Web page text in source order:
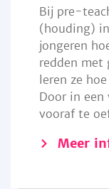
Bij pre-
(houding)
jongeren
redden met
leren ze
Door in
vooraf te
Meer